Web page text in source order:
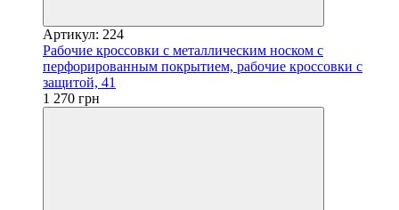
Артикул: 224
Рабочие кроссовки с металлическим носком с
перфорированным покрытием, рабочие кроссовки с
защитой, 41
1 270 грн